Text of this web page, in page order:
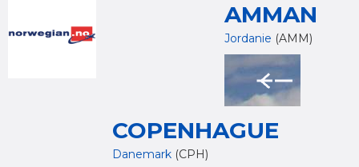
AMMAN
Jordanie (AMM)
COPENHAGUE
Danemark (CPH)